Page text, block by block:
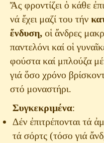
Ἄς φροντίζει ὁ κάθε
νά ἔχει μαζί του τήν
ἔνδυση, οἱ ἄνδρες
παντελόνι καί οἱ
φούστα καί μπλούζα μέ
γιά ὅσο χρόνο
στό μοναστήρι.
Συγκεκριμένα:​
Δέν ἐπιτρέπονται τά
τά σόρτς (τόσο γιά